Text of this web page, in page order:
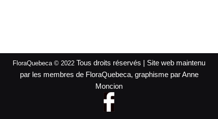
FloraQuebeca © 2022 Tous droits réservés | Site web maintenu
par les membres de FloraQuebeca, graphisme par Anne
Moncion